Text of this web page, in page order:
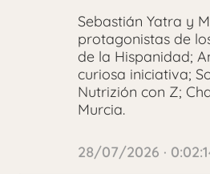
Sebastián Yatra y
protagonistas de
de la Hispanidad;
curiosa iniciativa;
Nutrizión con Z;
Murcia.
28/07/2026 ·